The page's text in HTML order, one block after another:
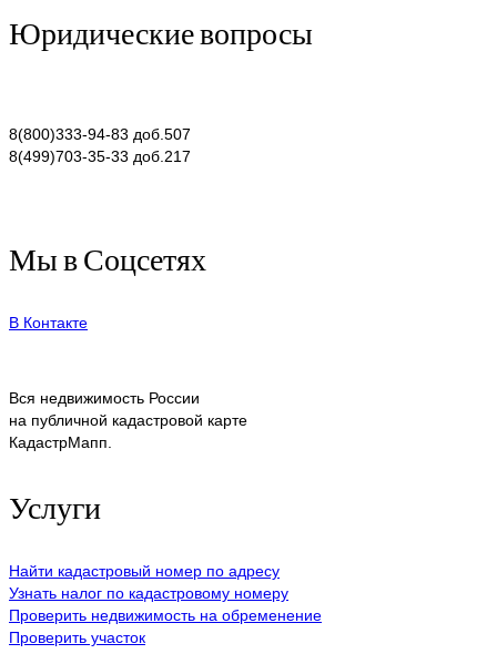
Юридические вопросы
8(800)333-94-83 доб.507
8(499)703-35-33 доб.217
Мы в Соцсетях
В Контакте
Вся недвижимость России
на публичной кадастровой карте
КадастрМапп.
Услуги
Найти кадастровый номер по адресу
Узнать налог по кадастровому номеру
Проверить недвижимость на обременение
Проверить участок